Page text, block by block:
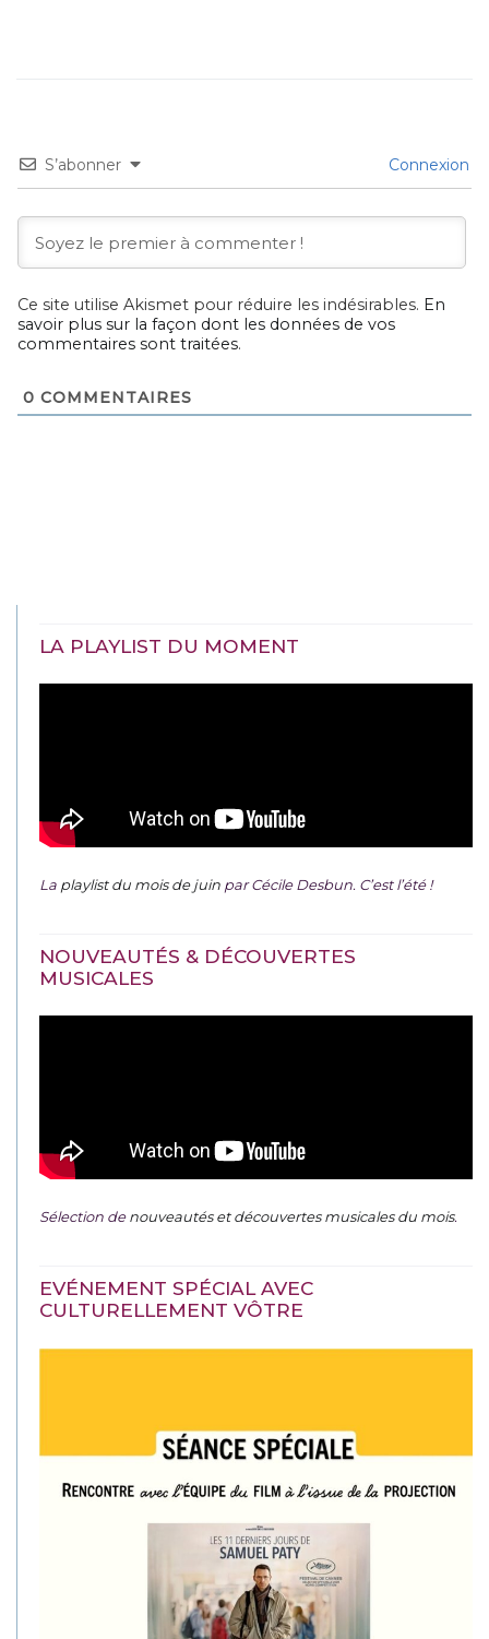
S’abonner Connexion
Ce site utilise Akismet pour réduire les indésirables. En
savoir plus sur la façon dont les données de vos
commentaires sont traitées.
0 COMMENTAIRES
LA PLAYLIST DU MOMENT
La playlist du mois de juin par Cécile Desbun. C’est l’été !
NOUVEAUTÉS & DÉCOUVERTES
MUSICALES
Sélection denouveautés et découvertes musicales du mois.
EVÉNEMENT SPÉCIAL AVEC
CULTURELLEMENT VÔTRE